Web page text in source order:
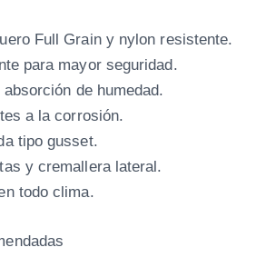
Full Grain y nylon resistente.
para mayor seguridad.
de humedad.
a la corrosión.
tipo gusset.
y cremallera lateral.
todo clima.